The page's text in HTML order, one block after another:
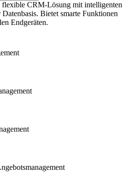
flexible CRM-Lösung mit intelligenten
Bietet smarte Funktionen
Endgeräten.